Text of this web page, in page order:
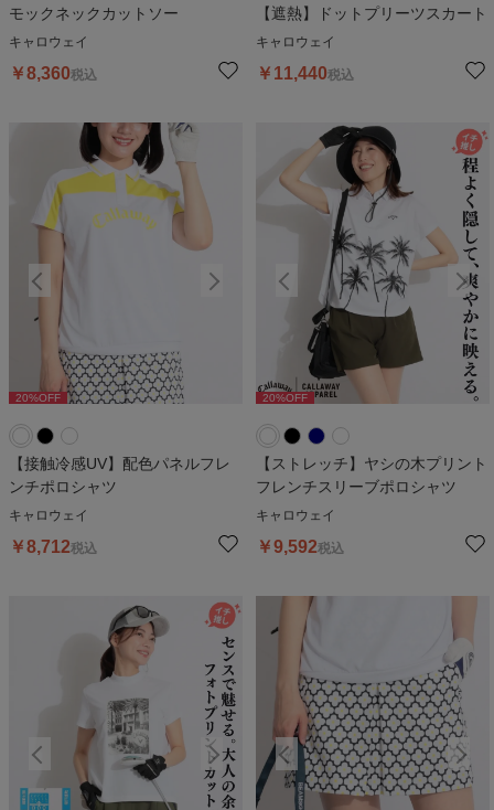
モックネックカットソー
キャロウェイ
￥8,360税込
【遮熱】ドットプリーツスカート
キャロウェイ
￥ 11,440税込
20%OFF %OFF
【接触冷感UV】配色パネルフレ
ンチポロシャツ
キャロウェイ
￥8,712税込
20%OFF 20%OFF
【ストレッチ】ヤシの木プリント
フレンチスリーブポロシャツ
キャロウェイ
￥9,592税込